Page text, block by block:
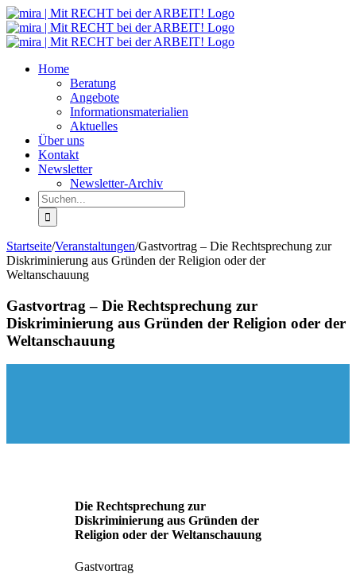
Zum
Inhalt
springen
Home
Beratung
Angebote
Informationsmaterialien
Aktuelles
Über uns
Kontakt
Newsletter
Newsletter-Archiv
Suche
nach:
Startseite/Veranstaltungen/Gastvortrag – Die Rechtsprechung zur
Diskriminierung aus Gründen der Religion oder der
Weltanschauung
Gastvortrag – Die Rechtsprechung zur
Diskriminierung aus Gründen der Religion oder der
Weltanschauung
Die Rechtsprechung zur
Diskriminierung aus Gründen der
Religion oder der Weltanschauung
Gastvortrag